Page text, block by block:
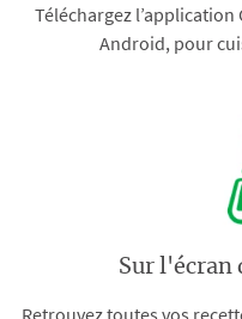
Téléchargez
Android, pour
Sur
Retrouvez toutes vos